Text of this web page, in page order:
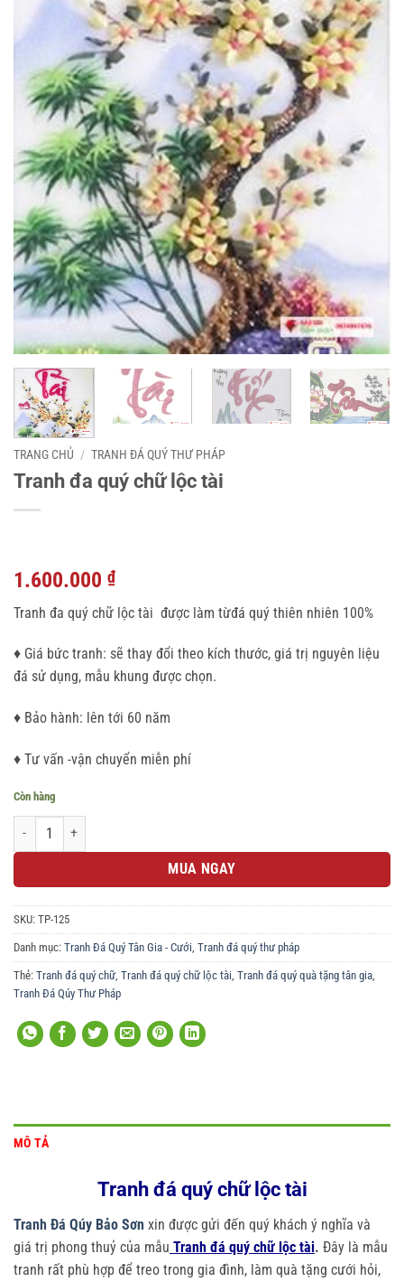
TRANG CHỦ / TRANH ĐÁ QUÝ THƯ PHÁP
Tranh đa quý chữ lộc tài
Giá
là:
1.900.000 ₫.
1.600.000 ₫Giá
hiện
tại
là:
1.600.000 ₫.
Tranh đa quý chữ lộc tài được làm từđá quý thiên nhiên 100%
♦ Giá bức tranh: sẽ thay đổi theo kích thước, giá trị nguyên liệu
đá sử dụng, mẫu khung được chọn.
♦ Bảo hành: lên tới 60 năm
♦ Tư vấn -vận chuyển miễn phí
Còn hàng
Tranh đa quý chữ lộc tài số lượng
MUA NGAY
SKU: TP-125
Danh mục: Tranh Đá Quý Tân Gia - Cưới, Tranh đá quý thư pháp
Thẻ: Tranh đá quý chữ, Tranh đá quý chữ lộc tài, Tranh đá quý quà tặng tân gia,
Tranh Đá Qúy Thư Pháp
MÔ TẢ
Tranh đá quý chữ lộc tài
Tranh Đá Qúy Bảo Sơn xin được gửi đến quý khách ý nghĩa và
giá trị phong thuỷ của mẫu Tranh đá quý chữ lộc tài. Đây là mẫu
tranh rất phù hợp để treo trong gia đình, làm quà tặng cưới hỏi,